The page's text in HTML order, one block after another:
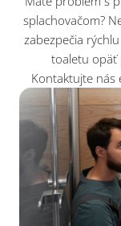
splachovačom?
zabezpečia
toaletu opäť
Kontaktujte nás